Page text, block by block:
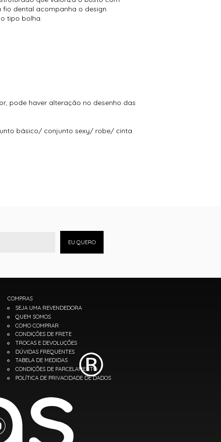
fio dental acompanha o design
tipo bolha.
pode haver alteração no desenho das
básico/ conjunto sexy/ robe/ cinta
EU QUERO
COMPRAS
SEJA UMA REVENDEDORA
QUEM SOMOS
COMO COMPRAR
CONDIÇÕES DE FRETE
TROCAS E DEVOLUÇÕES
DÚVIDAS FREQUENTES
TABELA DE MEDIDAS
CONDIÇÕES DE PARCELAMENTO
POLÍTICA DE PRIVACIDADE DE DADOS